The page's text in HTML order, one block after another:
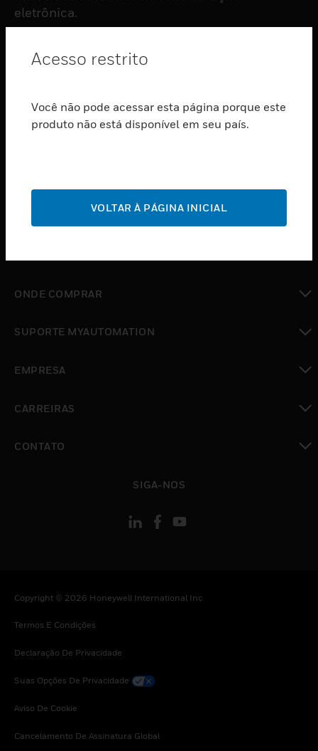
eletrônica.
ASSINAR
PRODUTOS
toggle view
ONDE COMPRAR
SUPORTE MYAUTOMATION
EMPRESA
CARREIRAS
CONTATO
SIGA-NOS
Copyright © 2026 Honeywell International Inc
Termos E Condições
Declaração De Privacidade
Suas Opções De Privacidade
Aviso De Cookie
Cancelamento De Assinatura Global
Acesso restrito
Você não pode acessar esta página porque este
produto não está disponível em seu país.
VOLTAR À PÁGINA INICIAL